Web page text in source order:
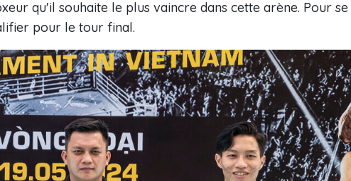
qu'il souhaite le plus vaincre dans cette arène. Pour se
pour le tour final.